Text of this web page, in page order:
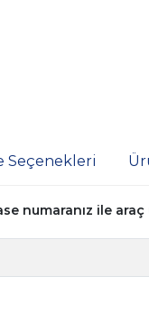
Seçenekleri
numaranız ile araç